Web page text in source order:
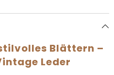
Blättern –
Leder